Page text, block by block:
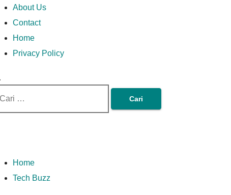
Skip
to
content
Money In Every
Way
Lets Talk About MoneyIn Every Way
About Us
Contact
Home
Privacy Policy
Home
Tech Buzz